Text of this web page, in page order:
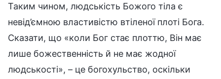
Таким чином, людськість Божого тіла є
невід’ємною властивістю втіленої плоті Бога.
Сказати, що «коли Бог стає плоттю, Він має
лише божественність й не має жодної
людськості», – це богохульство, оскільки